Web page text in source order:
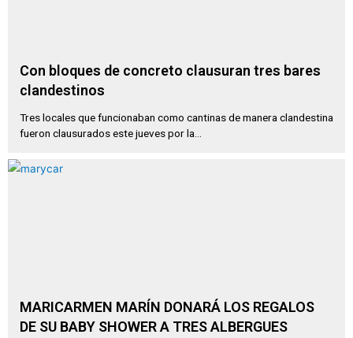
Con bloques de concreto clausuran tres bares
clandestinos
Tres locales que funcionaban como cantinas de manera clandestina
fueron clausurados este jueves por la...
MARICARMEN MARÍN DONARÁ LOS REGALOS
DE SU BABY SHOWER A TRES ALBERGUES